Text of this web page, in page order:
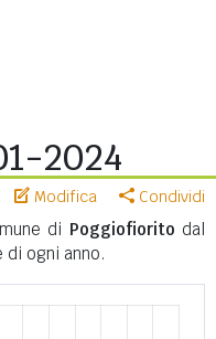
2024
Modifica Condividi
di Poggiofiorito dal
ogni anno.